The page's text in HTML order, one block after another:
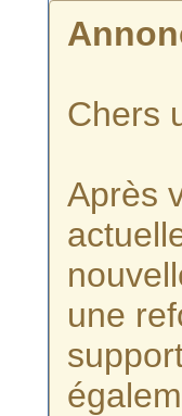
Chers
Après
une